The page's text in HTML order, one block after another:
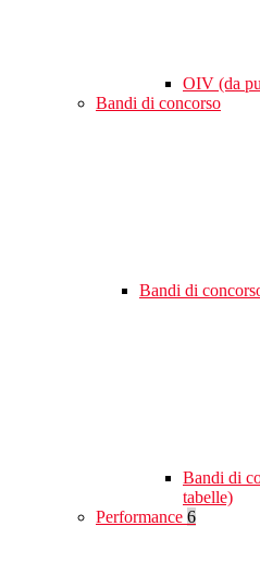
OIV (da
Bandi di concorso
Bandi di
Bandi di
tabelle)
Performance 6